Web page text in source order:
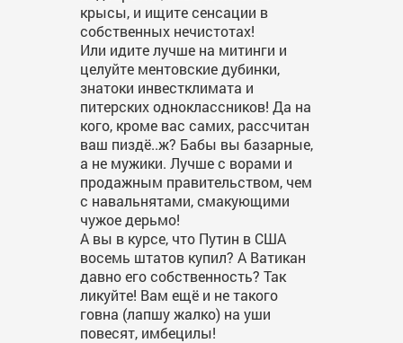
крысы, и ищите сенсации в
собственных нечистотах!
Или идите лучше на митинги и
целуйте ментовские дубинки,
знатоки инвестклимата и
питерских одноклассников! Да на
кого, кроме вас самих, рассчитан
ваш пиздё..ж? Бабы вы базарные,
а не мужики. Лучше с ворами и
продажным правительством, чем
с навальнятами, смакующими
чужое дерьмо!
А вы в курсе, что Путин в США
восемь штатов купил? А Ватикан
давно его собственность? Так
ликуйте! Вам ещё и не такого
говна (лапшу жалко) на уши
повесят, имбецилы!